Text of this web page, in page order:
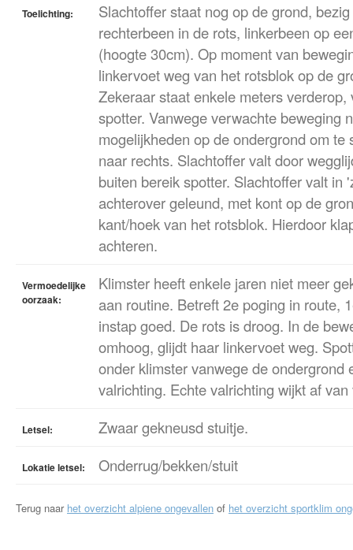
Toelichting:
Slachtoffer staat nog op de grond,
rechterbeen in de rots, linkerbeen op
(hoogte 30cm). Op moment van
linkervoet weg van het rotsblok op de
Zekeraar staat enkele meters
spotter. Vanwege verwachte beweging
mogelijkheden op de ondergrond om te
naar rechts. Slachtoffer valt door
buiten bereik spotter. Slachtoffer valt in
achterover geleund, met kont op de
kant/hoek van het rotsblok. Hierdoor
achteren.
Vermoedelijke
oorzaak:
Klimster heeft enkele jaren niet meer
aan routine. Betreft 2e poging in route,
instap goed. De rots is droog. In de
omhoog, glijdt haar linkervoet weg.
onder klimster vanwege de ondergrond
valrichting. Echte valrichting wijkt af
Letsel: Zwaar gekneusd stuitje.
Lokatie letsel: Onderrug/bekken/stuit
Terug naar het overzicht alpiene ongevallen of het overzicht sportklim